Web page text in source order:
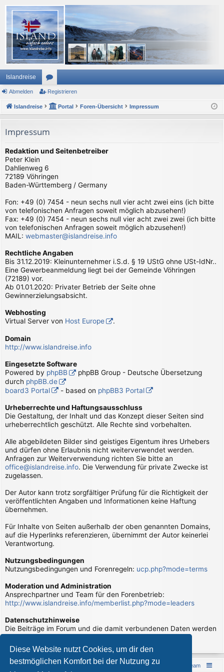
Diese Website nutzt Cookies, um dir den
bestmöglichen Komfort bei der Nutzung zu
Islandreise
or
en
Abmelden Registrieren
Islandreise Portal Foren-Übersicht Impressum
Impressum
Redaktion und Seitenbetreiber
Peter Klein
Dahlienweg 6
72189 Vöhringen
Baden-Württemberg / Germany
Fon: +49 (0) 7454 - neun sechs null vier acht zwei eins (ich bitte
von telefonischen Anfragen soweit möglich abzusehen!)
Fax: +49 (0) 7454 - neun sechs null vier acht zwei zwei (ich bitte
von telefonischen Anfragen soweit möglich abzusehen!)
MAIL: webmaster@islandreise.info
Rechtliche Angaben
Bis 31.12.2019: Kleinunternehmer i.S.d. § 19 UStG ohne USt-IdNr..
Eine Gewerbeanmeldung liegt bei der Gemeinde Vöhringen
(72189) vor.
Ab 01.01.2020: Privater Betrieb der Seite ohne
Gewinnerzielungsabsicht.
Webhosting
Virtual Server von Host Europe .
Domain
http://www.islandreise.info
Eingesetzte Software
Powered by phpBB
phpBB Group - Deutsche Übersetzung
durch phpBB.de
board3 Portal
- based on phpBB3 Portal
Urheberrechte und Haftungsausschluss
Die Gestaltung, der Inhalt und das Konzept dieser Seiten sind
urheberrechtlich geschützt. Alle Rechte sind vorbehalten.
Alle abgebildeten Bilder sind geistiges Eigentum ihres Urhebers
und dürfen ohne Erlaubnis nicht weiterverwendet werden.
Anfragen zur Weiterverwendung richten Sie bitte an
office@islandreise.info. Die Verwendung für private Zwecke ist
zugelassen.
Der Autor kann trotz sorgfältiger Prüfung für die Richtigkeit der
veröffentlichten Angaben und Informationen keine Haftung
übernehmen.
Für Inhalte von Seiten außerhalb der oben genannten Domains,
auf die Hyperlinks referenzieren, übernimmt der Autor keinerlei
Verantwortung.
Nutzungsbedingungen
Nutzungsbedingungen und Forenregeln: ucp.php?mode=terms
Moderation und Administration
Ansprechpartner und Team für den Forenbetrieb:
http://www.islandreise.info/memberlist.php?mode=leaders
Datenschutzhinweise
Die Beiträge im Forum und die damit verbundenen Daten werden
page/datenschutzhinweise
Islandreise Portal Foren-Übersicht Das Team